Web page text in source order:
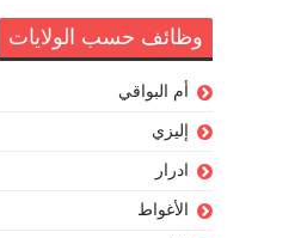
وظائف حسب الولايات
أم البواقي
إليزي
ادرار
الأغواط